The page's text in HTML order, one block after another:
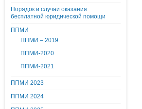
Порядок и случаи оказания
бесплатной юридической помощи
ППМИ
ППМИ – 2019
ППМИ-2020
ППМИ-2021
ППМИ 2023
ППМИ 2024